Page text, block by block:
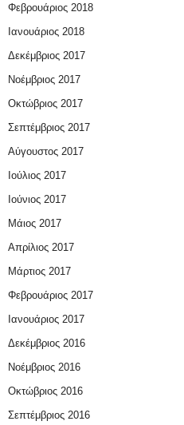
Φεβρουάριος 2018
Ιανουάριος 2018
Δεκέμβριος 2017
Νοέμβριος 2017
Οκτώβριος 2017
Σεπτέμβριος 2017
Αύγουστος 2017
Ιούλιος 2017
Ιούνιος 2017
Μάιος 2017
Απρίλιος 2017
Μάρτιος 2017
Φεβρουάριος 2017
Ιανουάριος 2017
Δεκέμβριος 2016
Νοέμβριος 2016
Οκτώβριος 2016
Σεπτέμβριος 2016